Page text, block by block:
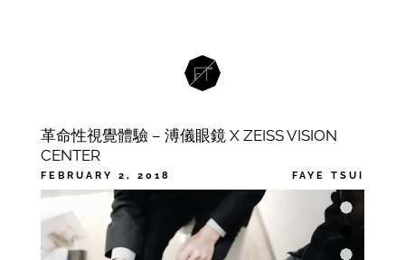
革命性視覺體驗 – 溥儀眼鏡 X ZEISS VISION
CENTER
FEBRUARY 2, 2018 FAYE TSUI
CATEGORIES
FASHION
TAGS